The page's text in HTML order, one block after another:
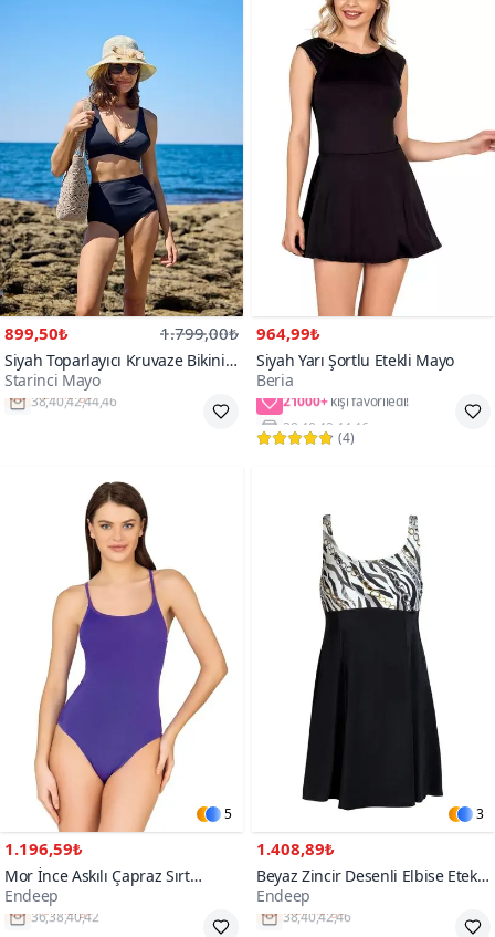
899,50₺ 1.799,00₺
Siyah Toparlayıcı Kruvaze Bikini
Takım
Starinci Mayo
Hızlı Kargo
964,99₺
Siyah Yarı Şortlu Etekli Mayo
Beria21000+
38,40,42,44,46
(4)
5
1.196,59₺
Mor İnce Askılı Çapraz Sırt
Detaylı Basic Mayo
Endeep
Hızlı Kargo
3
1.408,89₺
Beyaz Zincir Desenli Elbise Etekli
Mayo
Endeep
Hızlı Kargo